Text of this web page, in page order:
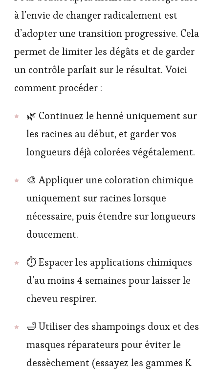
à l’envie de changer radicalement est
d’adopter une transition progressive. Cela
permet de limiter les dégâts et de garder
un contrôle parfait sur le résultat. Voici
comment procéder :
🌿 Continuez le henné uniquement sur
les racines au début, et garder vos
longueurs déjà colorées végétalement.
🎨 Appliquer une coloration chimique
uniquement sur racines lorsque
nécessaire, puis étendre sur longueurs
doucement.
⏱ Espacer les applications chimiques
d’au moins 4 semaines pour laisser le
cheveu respirer.
🛁 Utiliser des shampoings doux et des
masques réparateurs pour éviter le
dessèchement (essayez les gammes K